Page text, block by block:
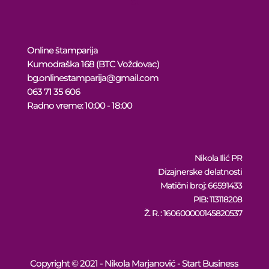
Online štamparija
Kumodraška 168 (BTC Voždovac)
bg.onlinestamparija@gmail.com
063 71 35 606
Radno vreme: 10:00 - 18:00
Nikola Ilić PR
Dizajnerske delatnosti
Matični broj: 66591433
PIB: 113118208
Ž. R. : 160600000145820537
Copyright © 2021 - Nikola Marjanović - Start Business